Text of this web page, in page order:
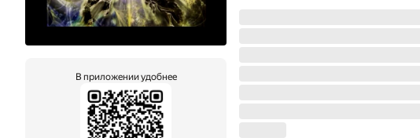
В приложении удобнее